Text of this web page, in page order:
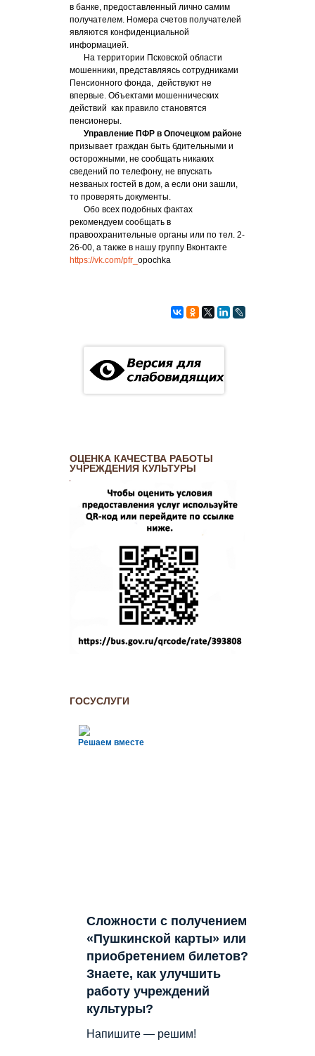
в банке, предоставленный лично самим
получателем. Номера счетов получателей
являются конфиденциальной
информацией.
На территории Псковской области
мошенники, представляясь сотрудниками
Пенсионного фонда, действуют не
впервые. Объектами мошеннических
действий как правило становятся
пенсионеры.
Управление ПФР в Опочецком районе
призывает граждан быть бдительными и
осторожными, не сообщать никаких
сведений по телефону, не впускать
незваных гостей в дом, а если они зашли,
то проверять документы.
Обо всех подобных фактах
рекомендуем сообщать в
правоохранительные органы или по тел. 2-
26-00, а также в нашу группу Вконтакте
https://vk.com/pfr_ opochka
ОЦЕНКА КАЧЕСТВА РАБОТЫ
УЧРЕЖДЕНИЯ КУЛЬТУРЫ
ГОСУСЛУГИ
Решаем вместе
Сложности с получением
«Пушкинской карты» или
приобретением билетов?
Знаете, как улучшить
работу учреждений
культуры?
Напишите — решим!